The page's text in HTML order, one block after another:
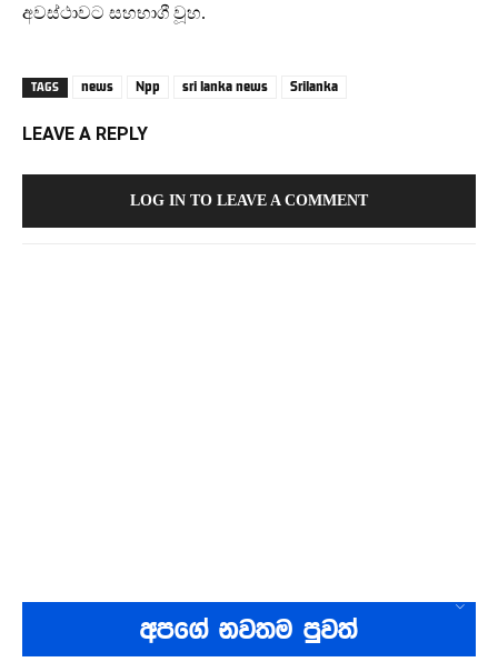
අවස්ථාවට සහභාගී වූහ.
TAGS news Npp sri lanka news Srilanka
LEAVE A REPLY
LOG IN TO LEAVE A COMMENT
අපගේ නවතම පුවත්